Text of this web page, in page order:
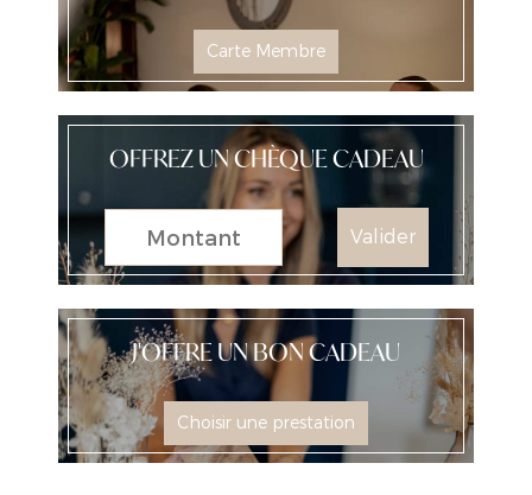
Carte Membre
OFFREZ UN CHÈQUE CADEAU
Valider
J'OFFRE UN BON CADEAU
Choisir une prestation